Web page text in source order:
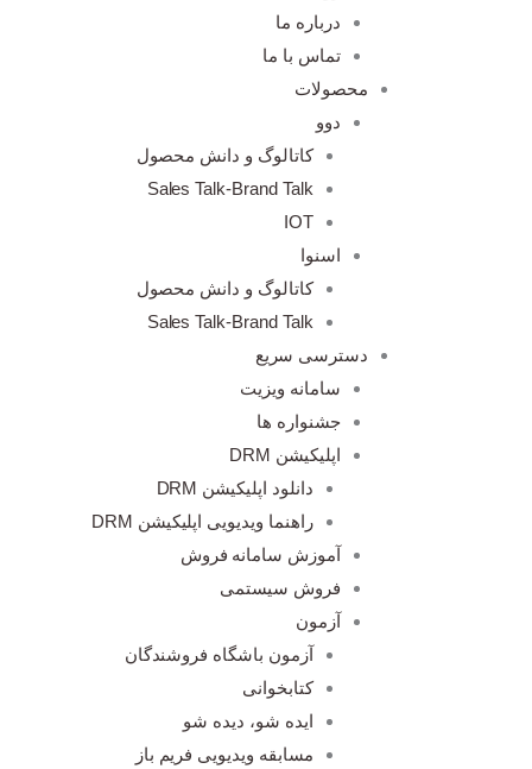
درباره ما
تماس با ما
محصولات
دوو
کاتالوگ و دانش محصول
Sales Talk-Brand Talk
IOT
اسنوا
کاتالوگ و دانش محصول
Sales Talk-Brand Talk
دسترسی سریع
سامانه ویزیت
جشنواره ها
اپلیکیشن DRM
دانلود اپلیکیشن DRM
راهنما ویدیویی اپلیکیشن DRM
آموزش سامانه فروش
فروش سیستمی
آزمون
آزمون باشگاه فروشندگان
کتابخوانی
ایده شو، دیده شو
مسابقه ویدیویی فریم باز